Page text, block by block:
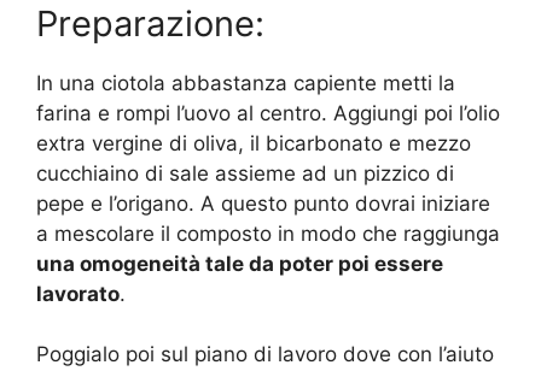
Preparazione:
In una ciotola abbastanza capiente metti la
farina e rompi l’uovo al centro. Aggiungi poi l’olio
extra vergine di oliva, il bicarbonato e mezzo
cucchiaino di sale assieme ad un pizzico di
pepe e l’origano. A questo punto dovrai iniziare
a mescolare il composto in modo che raggiunga
una omogeneità tale da poter poi essere
lavorato.
Poggialo poi sul piano di lavoro dove con l’aiuto